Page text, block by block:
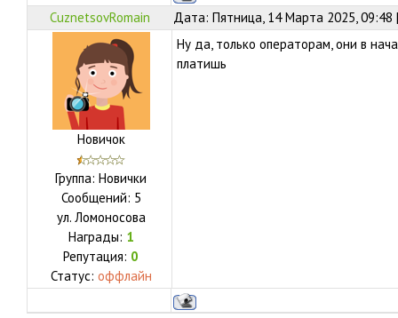
CuznetsovRomain Дата: Пятница, 14 Марта 2025,
Новичок
Группа: Новички
Сообщений: 5
ул. Ломоносова
Награды: 1
Репутация: 0
Статус: оффлайн
Ну да, только операторам, они в
платишь